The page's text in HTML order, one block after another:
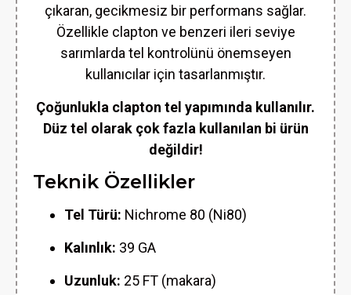
çıkaran, gecikmesiz bir performans sağlar.
Özellikle clapton ve benzeri ileri seviye
sarımlarda tel kontrolünü önemseyen
kullanıcılar için tasarlanmıştır.
Çoğunlukla clapton tel yapımında kullanılır.
Düz tel olarak çok fazla kullanılan bi ürün
değildir!
Teknik Özellikler
Tel Türü: Nichrome 80 (Ni80)
Kalınlık: 39 GA
Uzunluk: 25 FT (makara)